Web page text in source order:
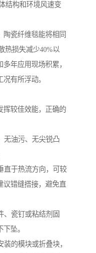
结构和环境风速变
瓷纤维毯能将相同
热损失减少40%以
年应用现场积累，
有所浮动。
挥较佳效能，正确的
无油污、无尖锐凸
直于热流方向，可较
议错缝搭接，避免直
、瓷钉或粘结剂固
坠。
的模块或折叠块，